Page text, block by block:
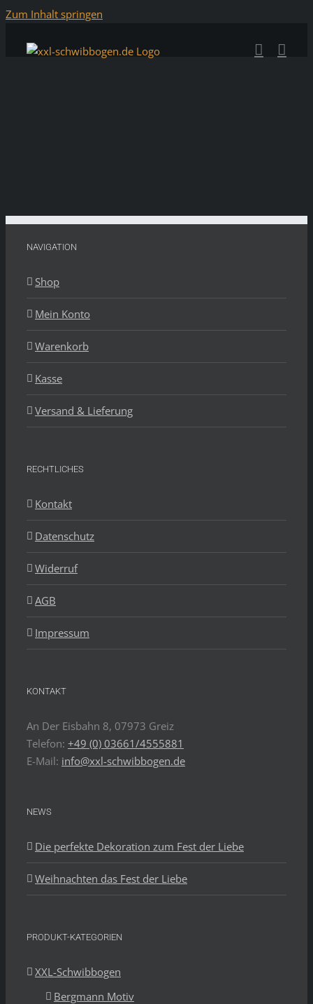
Zum Inhalt springen
NAVIGATION
Shop
Mein Konto
Warenkorb
Kasse
Versand & Lieferung
RECHTLICHES
Kontakt
Datenschutz
Widerruf
AGB
Impressum
KONTAKT
An Der Eisbahn 8, 07973 Greiz
Telefon: +49 (0) 03661/4555881
E-Mail: info@xxl-schwibbogen.de
NEWS
Die perfekte Dekoration zum Fest der Liebe
Weihnachten das Fest der Liebe
PRODUKT-KATEGORIEN
XXL-Schwibbogen
Bergmann Motiv